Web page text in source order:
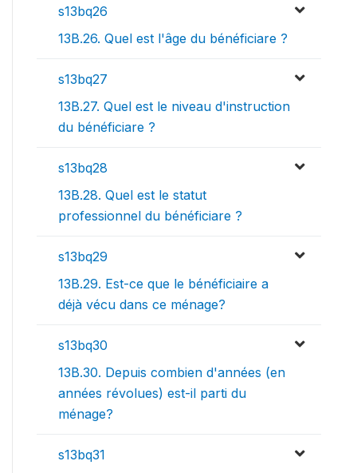
s13bq26
13B.26. Quel est l'âge du bénéficiare ?
s13bq27
13B.27. Quel est le niveau d'instruction
du bénéficiare ?
s13bq28
13B.28. Quel est le statut
professionnel du bénéficiare ?
s13bq29
13B.29. Est-ce que le bénéficiaire a
déjà vécu dans ce ménage?
s13bq30
13B.30. Depuis combien d'années (en
années révolues) est-il parti du
ménage?
s13bq31